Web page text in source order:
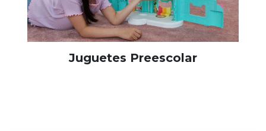
Juguetes Preescolar